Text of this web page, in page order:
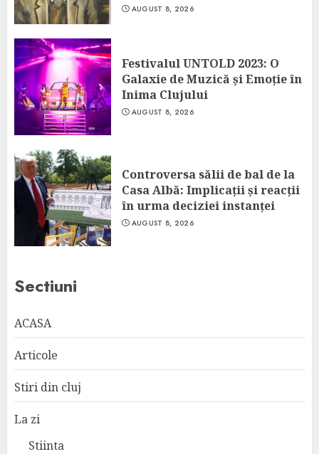
AUGUST 8, 2026
Festivalul UNTOLD 2023: O
Galaxie de Muzică și Emoție în
Inima Clujului
AUGUST 8, 2026
Controversa sălii de bal de la
Casa Albă: Implicații și reacții
în urma deciziei instanței
AUGUST 8, 2026
Sectiuni
ACASA
Articole
Stiri din cluj
La zi
Stiinta